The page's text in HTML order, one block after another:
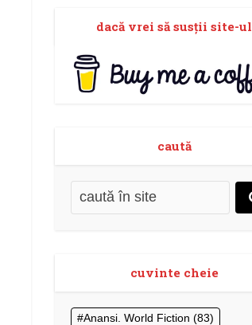
dacă vrei să susţii site-ul
caută
cuvinte cheie
Anansi. World Fiction (83)